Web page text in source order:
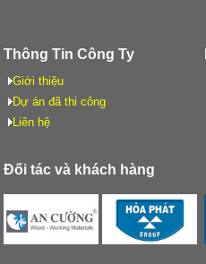
Thông Tin Công Ty
Giới thiệu
Dự án đã thi công
Liên hệ
Đối tác và khách hàng